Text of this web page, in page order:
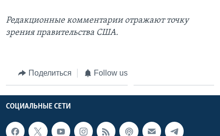
Редакционные комментарии отражают точку
зрения правительства США.
Поделиться Follow us
СОЦИАЛЬНЫЕ СЕТИ